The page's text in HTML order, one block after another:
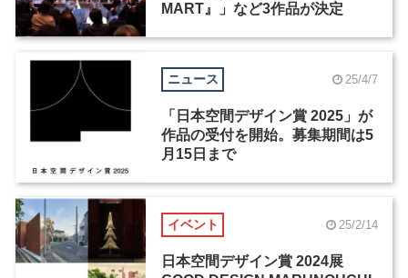
MART』」など3作品が決定
ニュース 25/4/7
「日本空間デザイン賞 2025」が
作品の受付を開始。募集期間は5
月15日まで
イベント 25/2/14
日本空間デザイン賞 2024展